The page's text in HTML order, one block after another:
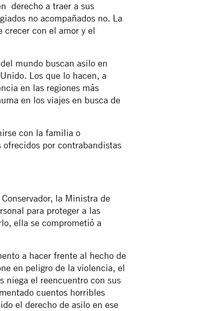
derecho a traer a sus
no acompañados no. La
con el amor y el
mundo buscan asilo en
Los que lo hacen, a
en las regiones más
en los viajes en busca de
con la familia o
por contrabandistas
la Ministra de
para proteger a las
ella se comprometió a
a hacer frente al hecho de
en peligro de la violencia, el
niega el reencuentro con sus
cuentos horribles
el derecho de asilo en ese